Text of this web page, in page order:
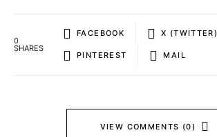
0
SHARES
FACEBOOK X (TWITTER)
PINTEREST MAIL
VIEW COMMENTS (0)